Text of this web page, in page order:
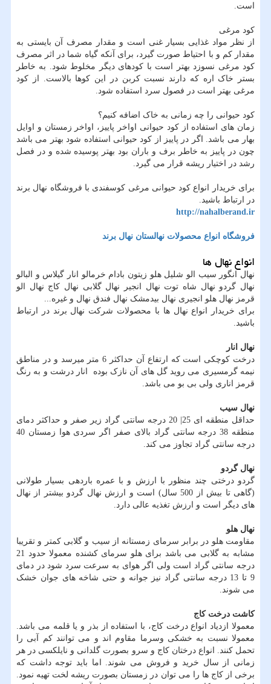
است.
کود مرغی
از نظر مواد غذایی بسیار غنی است و مقدار مصرف آن بایستی به
مقدار کم و با احتیاط صورت گیرد، برای آنکه گیاه شما در اثر مصرف
کود مرغی نسوزد بهتر است با کودهای دیگر مخلوط شود. به خاطر
بستر خاک اره که دارند نسبت کربن در این کوها بالاست. از کود
مرغی بهتر است در فصول سرد استفاده شود.
کود حیوانی را چه زمانی به خاک اضافه کنیم؟
زمان های استفاده از کود حیوانی اواخر پاییز، اواخر زمستان و اوایل
بهار می باشد. اگر در پاییز از کود حیوانی استفاده شود بهتر می باشد
چون در پاییز به خاطر برف و باران بود بهتر پوسیده شده و در فصل
رشد در اختیار ریشه قرار می گیرد.
برای خریدار انواع کود حیوانی مرغی کوسفندی با فروشگاه نهال برند
در ارتباط باشید.
http://nahalberand.ir
فروشگاه انواع محصولات نهالستان نهال برند
انواع نهال ها
نهال انگور سیب الو شلیل هلو زیتون بادام خرمالو انار گیلاس و البالو
نهال گردو نهال شاه توت نهال انجیر نهال گلابی نهال کاج نهال الو
قرمز نهال هلو انجیری نهال بیدمشک نهال فندق نهال و غیره...
برای خریدار انواع نهال ها با محصولات شرکت نهال برند در ارتباط
باشید.
نهال انار
درخت کوچکی است که ارتفاع آن حداکثر 6 متر میرسد و در مناطق
نیمه گرمسیری می روید گل های آن نازک بوده انار درشت و به رنگ
قرمز اناری ولی بی بو می باشد.
نهال سیب
حداقل منطقه ای 25| 20 درجه سانتی گراد زیر صفر و حداکثر دمای
منطقه 38 درجه سانتی گراد بالای صفر اگر سردی هوا زمستان 40
درجه سانتی گراد تجاوز می کند.
نهال گردو
گردو درختی چند منظور با ارزش و با عمره باردهی بسیار طولانی
(گاهی تا بیش از 500 سال) است و ارزش نهال گردو بیشتر از نهال
های دیگر است و ارزش تغذیه عالی دارد.
نهال هلو
مقاومت هلو در برابر سرمای زمستانه از سیب و گلابی کمتر و تقریبا
مشابه به گلابی می باشد برای هلو سرمای کشنده معمولا حدود 21
درجه سانتی گراد است ولی اگر هوای به سرعت سرد شود در دمای
9 تا 13 درجه سانتی گراد نیز جوانه و حتی شاخه های جوان خشک
می شوند.
کاشت درخت کاج
معمولا ازدیاد انواع درخت کاج، با استفاده از بذر و یا قلمه می باشد.
معمولا نسبت به خشکی و‌سرما مقاوم اند و می توانند کم آبی را
تحمل کنند. انواع درختان کاج و سرو بصورت گلدانی و نایلکسی در هر
زمانی از سال خرید و فروش می شوند. اما باید توجه داشت که
برخی از کاج ها را می توان در زمستان بصورت ریشه لخت تهیه نمود.